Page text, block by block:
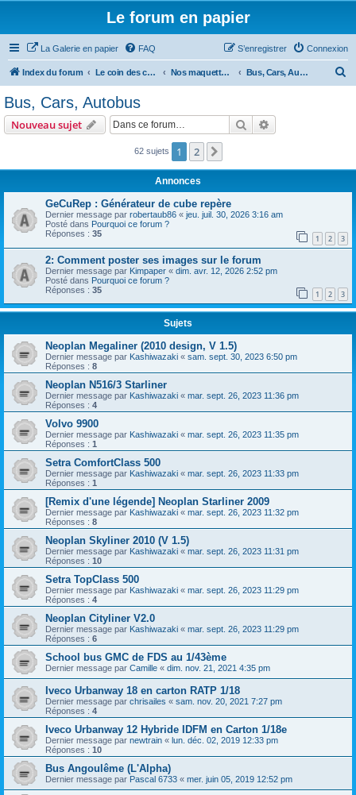
Le forum en papier
La Galerie en papier FAQ Connexion
S’enregistrer
Index du forum Le coin des concepteurs Nos maquettes à télécharger Bus, Cars, Autobus
r
Bus, Cars, Autobus
Nouveau sujet Rechercher
62 sujets 1 2
Annonces
GeCuRep : Générateur de cube repère
Dernier message par robertaub86 « jeu. juil. 30, 2026 3:16 am
Posté dans Pourquoi ce forum ?
Réponses : 35 1 2 3
2: Comment poster ses images sur le forum
Dernier message par Kimpaper « dim. avr. 12, 2026 2:52 pm
Posté dans Pourquoi ce forum ?
Réponses : 35 1 2 3
Sujets
Neoplan Megaliner (2010 design, V 1.5)
Dernier message par Kashiwazaki « sam. sept. 30, 2023 6:50 pm
Réponses : 8
Neoplan N516/3 Starliner
Dernier message par Kashiwazaki « mar. sept. 26, 2023 11:36 pm
Réponses : 4
Volvo 9900
Dernier message par Kashiwazaki « mar. sept. 26, 2023 11:35 pm
Réponses : 1
Setra ComfortClass 500
Dernier message par Kashiwazaki « mar. sept. 26, 2023 11:33 pm
Réponses : 1
[Remix d'une légende] Neoplan Starliner 2009
Dernier message par Kashiwazaki « mar. sept. 26, 2023 11:32 pm
Réponses : 8
Neoplan Skyliner 2010 (V 1.5)
Dernier message par Kashiwazaki « mar. sept. 26, 2023 11:31 pm
Réponses : 10
Setra TopClass 500
Dernier message par Kashiwazaki « mar. sept. 26, 2023 11:29 pm
Réponses : 4
Neoplan Cityliner V2.0
Dernier message par Kashiwazaki « mar. sept. 26, 2023 11:29 pm
Réponses : 6
School bus GMC de FDS au 1/43ème
Dernier message par Camille « dim. nov. 21, 2021 4:35 pm
Iveco Urbanway 18 en carton RATP 1/18
Dernier message par chrisailes « sam. nov. 20, 2021 7:27 pm
Réponses : 4
Iveco Urbanway 12 Hybride IDFM en Carton 1/18e
Dernier message par newtrain « lun. déc. 02, 2019 12:33 pm
Réponses : 10
Bus Angoulême (L'Alpha)
Dernier message par Pascal 6733 « mer. juin 05, 2019 12:52 pm